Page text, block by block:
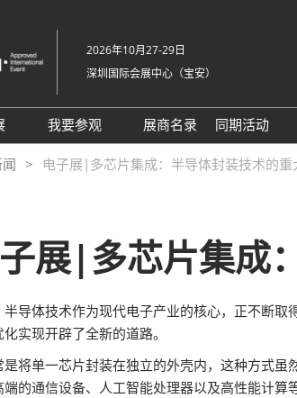
2026年10月27-29日
深圳国际会展中心（宝安）
申请
范围
我要参观
参观登记
组团参观
商务配对服务
观众增值服务
展商名录
同期活动
AI眼镜
英国-深
电子展|多芯片集成：半导体封装技术的重
展|多芯片集成
导体技术作为现代电子产业的核心，正不断
实现开辟了全新的道路。
将单一芯片封装在独立的外壳内，这种方式
的通信设备、人工智能处理器以及高性能计